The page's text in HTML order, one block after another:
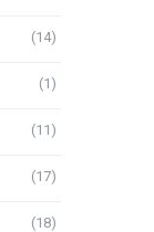
(14)
(1)
(11)
(17)
(18)